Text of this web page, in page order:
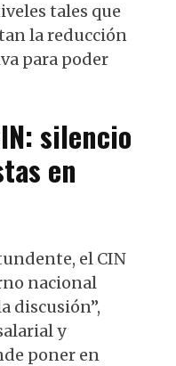
tales que
la reducción
para poder
silencio
en
el CIN
nacional
discusión”,
y
poner en